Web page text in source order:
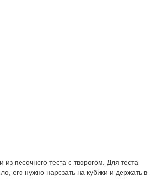
песочного теста с творогом. Для теста
его нужно нарезать на кубики и держать в